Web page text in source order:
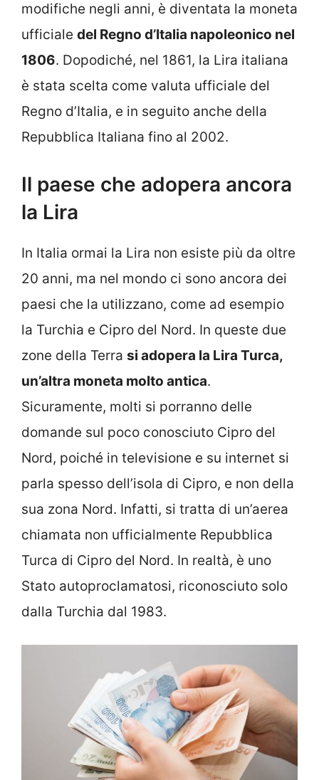
modifiche negli anni, è diventata la moneta
ufficiale del Regno d’Italia napoleonico nel
1806. Dopodiché, nel 1861, la Lira italiana
è stata scelta come valuta ufficiale del
Regno d’Italia, e in seguito anche della
Repubblica Italiana fino al 2002.
Il paese che adopera ancora
la Lira
In Italia ormai la Lira non esiste più da oltre
20 anni, ma nel mondo ci sono ancora dei
paesi che la utilizzano, come ad esempio
la Turchia e Cipro del Nord. In queste due
zone della Terra si adopera la Lira Turca,
un’altra moneta molto antica.
Sicuramente, molti si porranno delle
domande sul poco conosciuto Cipro del
Nord, poiché in televisione e su internet si
parla spesso dell’isola di Cipro, e non della
sua zona Nord. Infatti, si tratta di un’aerea
chiamata non ufficialmente Repubblica
Turca di Cipro del Nord. In realtà, è uno
Stato autoproclamatosi, riconosciuto solo
dalla Turchia dal 1983.